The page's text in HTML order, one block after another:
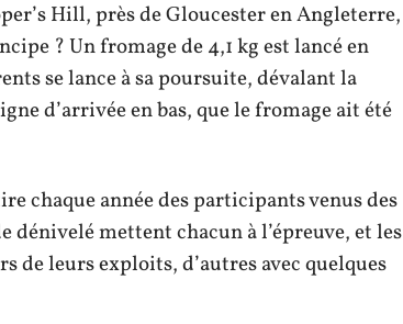
Hill, près de Gloucester en Angleterre,
? Un fromage de 4,1 kg est lancé en
se lance à sa poursuite, dévalant la
d’arrivée en bas, que le fromage ait été
chaque année des participants venus des
dénivelé mettent chacun à l’épreuve, et les
de leurs exploits, d’autres avec quelques